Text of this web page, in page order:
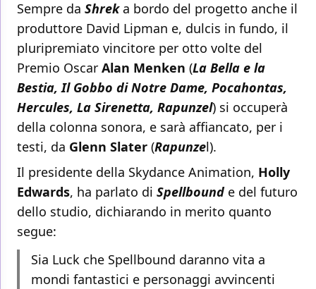
Sempre da Shreka bordo del progetto anche il
produttore David Lipman e, dulcis in fundo, il
pluripremiato vincitore per otto volte del
Premio Oscar Alan Menken (La Bella e la
Bestia, Il Gobbo di Notre Dame, Pocahontas,
Hercules, La Sirenetta, Rapunzel) si occuperà
della colonna sonora, e sarà affiancato, per i
testi, da Glenn Slater (Rapunzel).
Il presidente della Skydance Animation, Holly
Edwards, ha parlato di Spellbounde del futuro
dello studio, dichiarando in merito quanto
segue:
Sia Luck che Spellbound daranno vita a
mondi fantastici e personaggi avvincenti